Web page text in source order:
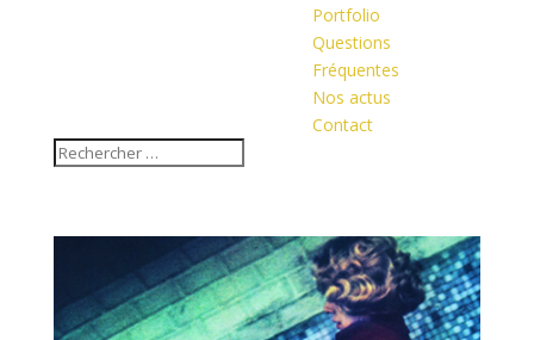
Portfolio
Questions
Fréquentes
Nos actus
Contact